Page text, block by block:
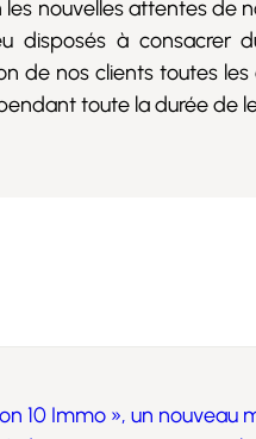
nouvelles attentes de
disposés à consacrer
de nos clients toutes
toute la durée de
10 Immo », un nouveau